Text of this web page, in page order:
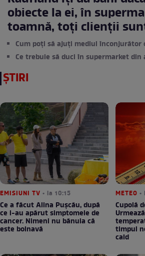
obiecte la ei, în
toamnă, toți clienții
Cum poți să ajuți mediul înconjurător
Ce trebuie să duci în supermarket din
ȘTIRI
EMISIUNI TV • la 10:15
Ce a făcut Alina Pușcău, după
ce i-au apărut simptomele de
cancer. Nimeni nu bănuia că
este bolnavă
METEO •
Cupolă
timpul
cald